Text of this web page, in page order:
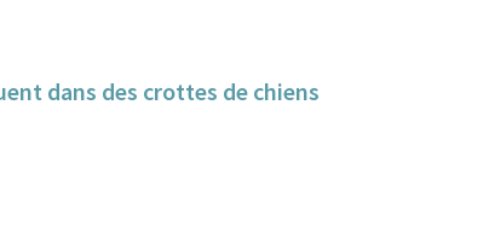
dans des crottes de chiens